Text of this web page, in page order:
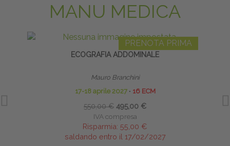
MANU MEDICA
PRENOTA PRIMA
ECOGRAFIA ADDOMINALE
Mauro Branchini
17-18 aprile 2027 ∙ 16 ECM
550,00 € 495,00 €
IVA compresa
Risparmia: 55,00 €
saldando entro il 17/02/2027